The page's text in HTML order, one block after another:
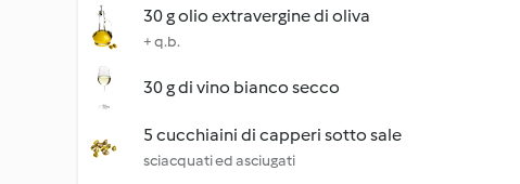
30 g olio extravergine di oliva
+ q.b.
30 g di vino bianco secco
5 cucchiaini di capperi sotto sale
sciacquati ed asciugati